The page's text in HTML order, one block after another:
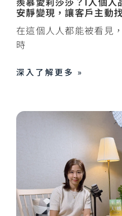
安靜變現，讓客戶主動
在這個人人都能被看見
時
深入了解更多 »